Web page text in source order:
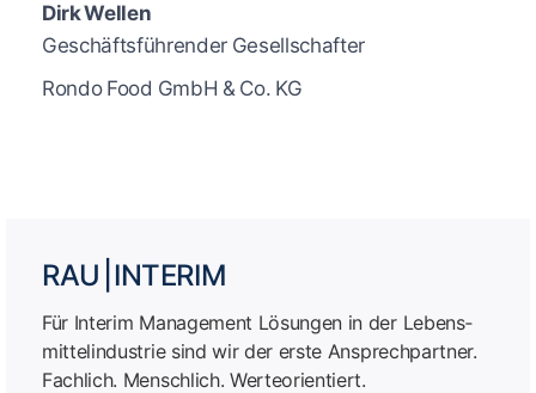
Dirk Wellen
Geschäftsführender Gesellschafter
Rondo Food GmbH & Co. KG
RAU | INTERIM
Für Interim Management Lösungen in der Lebens­
mittel­industrie sind wir der erste Ansprech­partner.
Fachlich. Menschlich. Werteorientiert.